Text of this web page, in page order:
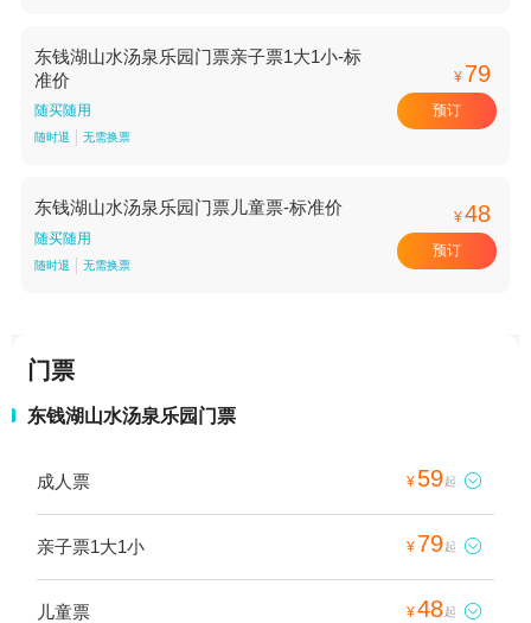
东钱湖山水汤泉乐园门票亲子票1大1小-标
准价
随买随用
随时退 无需换票
¥ 79
预订
东钱湖山水汤泉乐园门票儿童票-标准价
随买随用
随时退 无需换票
¥48
预订
门票
东钱湖山水汤泉乐园门票
成人票 ¥ 59起 
亲子票1大1小 ¥ 79起 
儿童票 ¥48起 